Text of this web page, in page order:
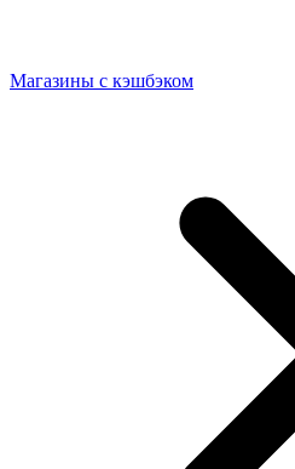
Магазины с кэшбэком